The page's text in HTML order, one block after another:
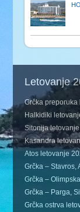
Letovanje
Grčka
Halkidiki
Sitonija
Kasandra
Atos letovanje
Grčka – Stavros,
Grčka –
Grčka – Parga,
Grčka ostrva